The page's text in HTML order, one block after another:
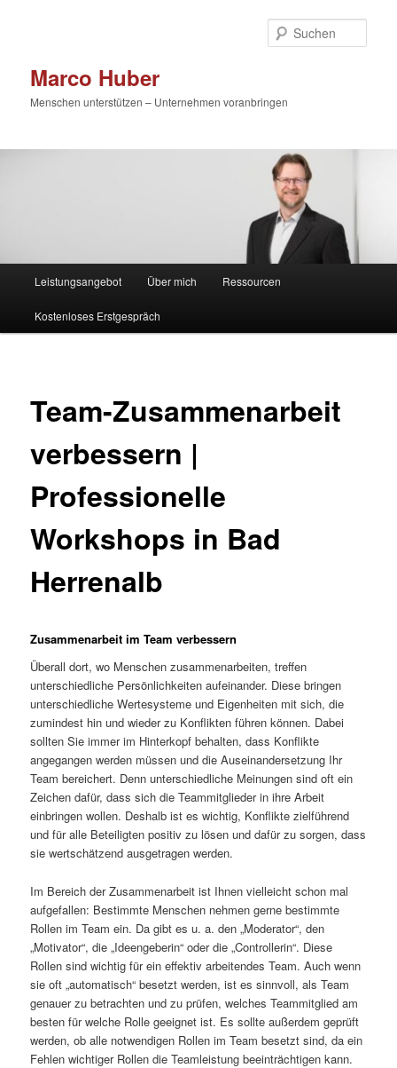
Marco Huber
Menschen unterstützen – Unternehmen voranbringen
Leistungsangebot Über mich Ressourcen
Kostenloses Erstgespräch
Team-Zusammenarbeit
verbessern |
Professionelle
Workshops in Bad
Herrenalb
Zusammenarbeit im Team verbessern
Überall dort, wo Menschen zusammenarbeiten, treffen
unterschiedliche Persönlichkeiten aufeinander. Diese bringen
unterschiedliche Wertesysteme und Eigenheiten mit sich, die
zumindest hin und wieder zu Konflikten führen können. Dabei
sollten Sie immer im Hinterkopf behalten, dass Konflikte
angegangen werden müssen und die Auseinandersetzung Ihr
Team bereichert. Denn unterschiedliche Meinungen sind oft ein
Zeichen dafür, dass sich die Teammitglieder in ihre Arbeit
einbringen wollen. Deshalb ist es wichtig, Konflikte zielführend
und für alle Beteiligten positiv zu lösen und dafür zu sorgen, dass
sie wertschätzend ausgetragen werden.
Im Bereich der Zusammenarbeit ist Ihnen vielleicht schon mal
aufgefallen: Bestimmte Menschen nehmen gerne bestimmte
Rollen im Team ein. Da gibt es u. a. den „Moderator“, den
„Motivator“, die „Ideengeberin“ oder die „Controllerin“. Diese
Rollen sind wichtig für ein effektiv arbeitendes Team. Auch wenn
sie oft „automatisch“ besetzt werden, ist es sinnvoll, als Team
genauer zu betrachten und zu prüfen, welches Teammitglied am
besten für welche Rolle geeignet ist. Es sollte außerdem geprüft
werden, ob alle notwendigen Rollen im Team besetzt sind, da ein
Fehlen wichtiger Rollen die Teamleistung beeinträchtigen kann.